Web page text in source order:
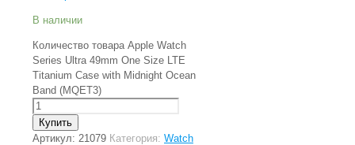
В наличии
Количество товара Apple Watch
Series Ultra 49mm One Size LTE
Titanium Case with Midnight Ocean
Band (MQET3)
Купить
Артикул: 21079 Категория: Watch